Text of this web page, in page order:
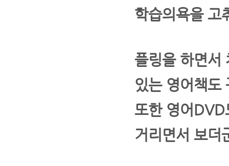
학습의욕을 고
플링을 하면서
있는 영어책도
또한 영어
거리면서 보더